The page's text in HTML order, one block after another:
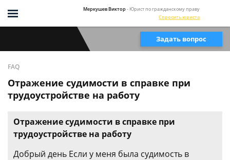
Меркушев Виктор- Юрист по гражданскому праву
Спросить юриста
Задать вопрос
FAQ
Отражение судимости в справке при
трудоустройстве на работу
Отражение судимости в справке при
трудоустройстве на работу
Добрый день Если у меня была судимость в